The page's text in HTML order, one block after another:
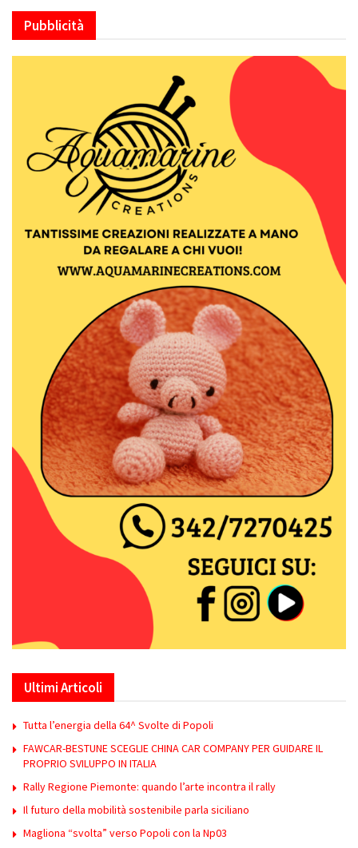
Pubblicità
Ultimi Articoli
Tutta l’energia della 64^ Svolte di Popoli
FAWCAR-BESTUNE SCEGLIE CHINA CAR COMPANY PER GUIDARE IL
PROPRIO SVILUPPO IN ITALIA
Rally Regione Piemonte: quando l’arte incontra il rally
Il futuro della mobilità sostenibile parla siciliano
Magliona “svolta” verso Popoli con la Np03